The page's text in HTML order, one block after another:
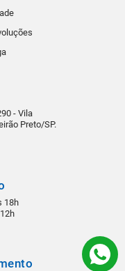
- Vila
Preto/SP.
18h